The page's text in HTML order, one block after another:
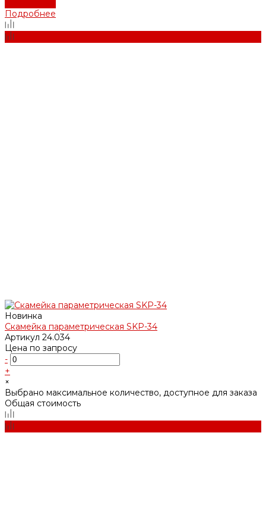
Подробнее
Новинка
Скамейка параметрическая SKP-34
Артикул 24.034
Цена по запросу
-
+
×
Выбрано максимальное количество, доступное для заказа
Общая стоимость